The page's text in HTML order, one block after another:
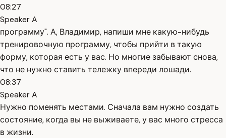
08:27
Speaker A
программу". А, Владимир, напиши мне какую-нибудь
тренировочную программу, чтобы прийти в такую
форму, которая есть у вас. Но многие забывают снова,
что не нужно ставить тележку впереди лошади.
08:37
Speaker A
Нужно поменять местами. Сначала вам нужно создать
состояние, когда вы не выживаете, у вас много стресса
в жизни.